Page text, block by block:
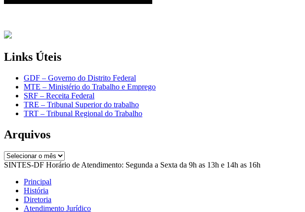
Links Úteis
GDF – Governo do Distrito Federal
MTE – Ministério do Trabalho e Emprego
SRF – Receita Federal
TRE – Tribunal Superior do trabalho
TRT – Tribunal Regional do Trabalho
Arquivos
Arquivos
SINTES-DF Horário de Atendimento: Segunda a Sexta da 9h as 13h e 14h as 16h
Principal
História
Diretoria
Atendimento Jurídico